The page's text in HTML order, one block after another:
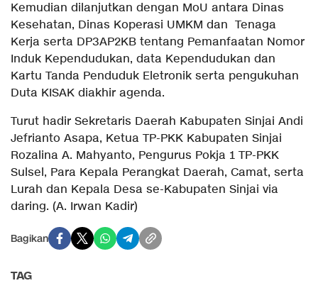
Kemudian dilanjutkan dengan MoU antara Dinas
Kesehatan, Dinas Koperasi UMKM dan Tenaga
Kerja serta DP3AP2KB tentang Pemanfaatan Nomor
Induk Kependudukan, data Kependudukan dan
Kartu Tanda Penduduk Eletronik serta pengukuhan
Duta KISAK diakhir agenda.
Turut hadir Sekretaris Daerah Kabupaten Sinjai Andi
Jefrianto Asapa, Ketua TP-PKK Kabupaten Sinjai
Rozalina A. Mahyanto, Pengurus Pokja 1 TP-PKK
Sulsel, Para Kepala Perangkat Daerah, Camat, serta
Lurah dan Kepala Desa se-Kabupaten Sinjai via
daring. (A. Irwan Kadir)
Bagikan
TAG